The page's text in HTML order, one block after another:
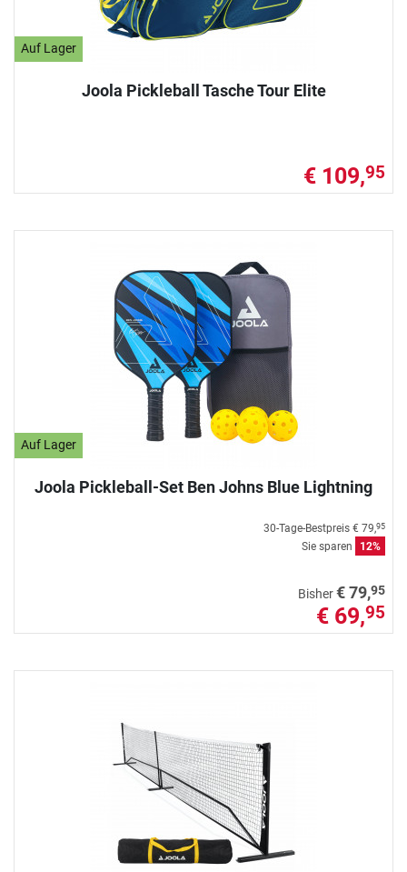
Auf Lager
Joola Pickleball Tasche Tour Elite
€ 109,95
Auf Lager
Joola Pickleball-Set Ben Johns Blue Lightning
30-Tage-Bestpreis € 79,95
Sie sparen 12%
Bisher€ 79,95
€ 69,95